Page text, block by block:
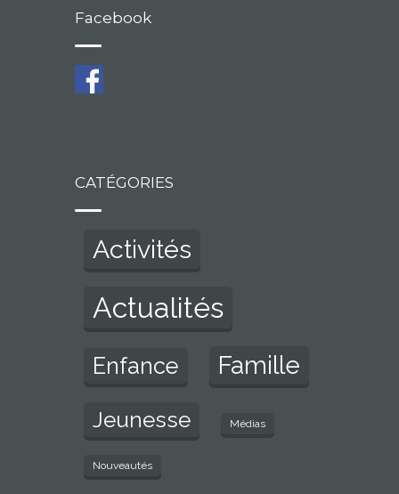
Facebook
CATÉGORIES
Activités
Actualités
Enfance Famille
Jeunesse Médias
Nouveautés